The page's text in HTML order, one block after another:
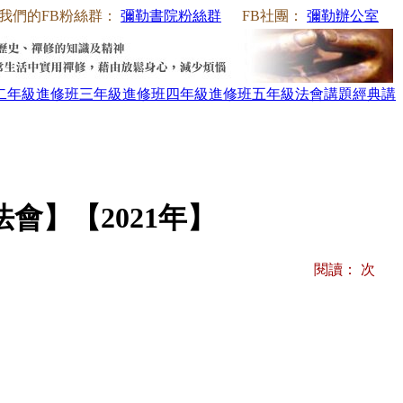
們的FB粉絲群： 彌勒書院粉絲群 FB社團： 彌勒辦公室
年級進修班三年級進修班四年級進修班五年級法會講題經典講
】【2021年】
閱讀： 次